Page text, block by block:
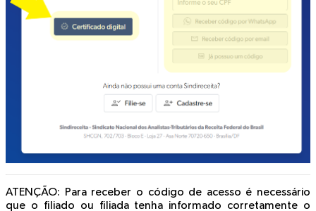
ATENÇÃO: Para receber o código de acesso é necessário
que o filiado ou filiada tenha informado corretamente o